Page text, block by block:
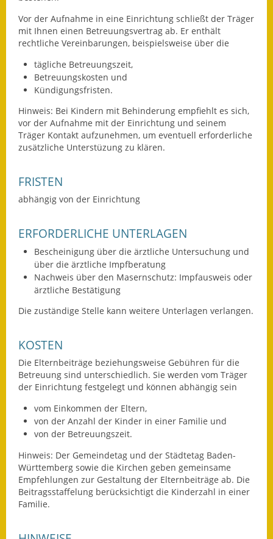
Fundbehörde
Gemeinderat
Sitzungsberichte 2017
Sitzungsberichte 2018
Sitzungsberichte 2020
Gemeindeverwaltung
Haushalt & Finanzen
Eröffnungsbilanz
Getrennte
Haushaltspläne
Heiraten in Notzingen
Mitarbeiter
Vor der Aufnahme in eine Einrichtung schließt der Träger
mit Ihnen einen Betreuungsvertrag ab. Er enthält
rechtliche Vereinbarungen, beispielsweise über die
tägliche Betreuungszeit,
Betreuungskosten und
Kündigungsfristen.
Hinweis: Bei Kindern mit Behinderung empfiehlt es sich,
vor der Aufnahme mit der Einrichtung und seinem
Träger Kontakt aufzunehmen, um eventuell erforderliche
zusätzliche Unterstüzung zu klären.
FRISTEN
abhängig von der Einrichtung
ERFORDERLICHE UNTERLAGEN
Bescheinigung über die ärztliche Untersuchung und
über die ärztliche Impfberatung
Nachweis über den Masernschutz: Impfausweis oder
ärztliche Bestätigung
Die zuständige Stelle kann weitere Unterlagen verlangen.
KOSTEN
Die Elternbeiträge beziehungsweise Gebühren für die
Betreuung sind unterschiedlich. Sie werden vom Träger
der Einrichtung festgelegt und können abhängig sein
vom Einkommen der Eltern,
von der Anzahl der Kinder in einer Familie und
von der Betreuungszeit.
Hinweis: Der Gemeindetag und der Städtetag Baden-
Württemberg sowie die Kirchen geben gemeinsame
Empfehlungen zur Gestaltung der Elternbeiträge ab. Die
Beitragsstaffelung berücksichtigt die Kinderzahl in einer
Familie.